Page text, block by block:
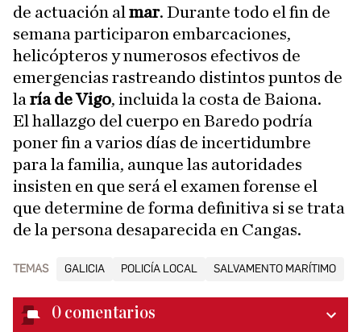
de actuación al mar. Durante todo el fin de
semana participaron embarcaciones,
helicópteros y numerosos efectivos de
emergencias rastreando distintos puntos de
la ría de Vigo, incluida la costa de Baiona.
El hallazgo del cuerpo en Baredo podría
poner fin a varios días de incertidumbre
para la familia, aunque las autoridades
insisten en que será el examen forense el
que determine de forma definitiva si se trata
de la persona desaparecida en Cangas.
TEMAS GALICIA POLICÍA LOCAL SALVAMENTO MARÍTIMO
0 comentarios